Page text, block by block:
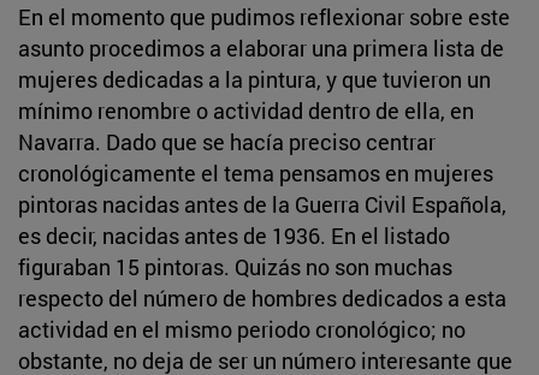
En el momento que pudimos reflexionar sobre este
asunto procedimos a elaborar una primera lista de
mujeres dedicadas a la pintura, y que tuvieron un
mínimo renombre o actividad dentro de ella, en
Navarra. Dado que se hacía preciso centrar
cronológicamente el tema pensamos en mujeres
pintoras nacidas antes de la Guerra Civil Española,
es decir, nacidas antes de 1936. En el listado
figuraban 15 pintoras. Quizás no son muchas
respecto del número de hombres dedicados a esta
actividad en el mismo periodo cronológico; no
obstante, no deja de ser un número interesante que